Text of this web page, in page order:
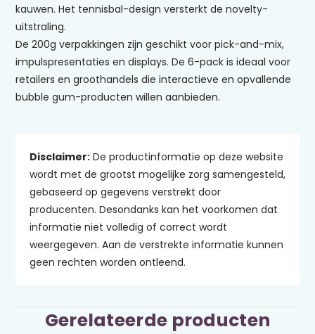
kauwen. Het tennisbal-design versterkt de novelty-
uitstraling.
De 200g verpakkingen zijn geschikt voor pick-and-mix,
impulspresentaties en displays. De 6-pack is ideaal voor
retailers en groothandels die interactieve en opvallende
bubble gum-producten willen aanbieden.
Disclaimer:De productinformatie op deze website
wordt met de grootst mogelijke zorg samengesteld,
gebaseerd op gegevens verstrekt door
producenten. Desondanks kan het voorkomen dat
informatie niet volledig of correct wordt
weergegeven. Aan de verstrekte informatie kunnen
geen rechten worden ontleend.
Gerelateerde producten